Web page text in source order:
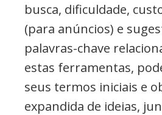
busca, dificuldade,
(para anúncios) e
palavras-chave
estas ferramentas,
seus termos iniciais e
expandida de ideias,